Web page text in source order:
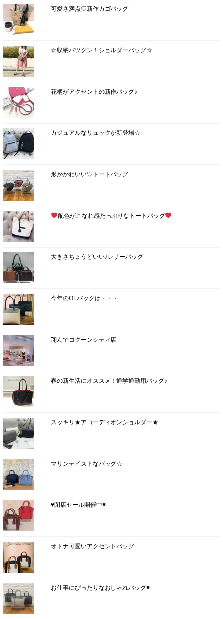
可愛さ満点♡新作カゴバッグ
☆収納バツグン！ショルダーバッグ☆
花柄がアクセントの新作バッグ♪
カジュアルなリュックが新登場☆
形がかわいい♡トートバッグ
配色がこなれ感たっぷりなトートバッグ
大きさちょうどいい♪レザーバッグ
今年のOLバッグは・・・
翔んでコクーンシティ店
春の新生活にオススメ！通学通勤用バッグ♪
スッキリ★アコーディオンショルダー★
マリンテイストなバッグ☆
♥閉店セール開催中♥
オトナ可愛いアクセントバッグ
お仕事にぴったりなおしゃれバッグ♥